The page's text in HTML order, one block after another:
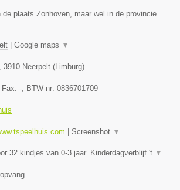
de plaats Zonhoven, maar wel in de provincie
Google maps ▼
3910 Neerpelt ( Limburg)
, Fax: - , BTW-nr: 0836701709
Screenshot ▼
32 kindjes van 0-3 jaar. Kinderdagverblijf 't ▼